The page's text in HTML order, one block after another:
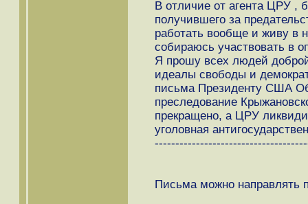
В отличие от агента ЦРУ ,
получившего за
работать вообще и живу в
собираюсь участвовать в
Я прошу всех людей
идеалы свободы и
письма Президенту США
преследование
прекращено, а ЦРУ
уголовная
Письма можно направлять